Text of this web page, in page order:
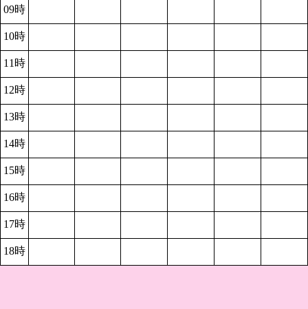
09時
10時
11時
12時
13時
14時
15時
16時
17時
18時